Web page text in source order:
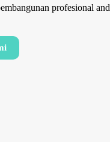
profesional